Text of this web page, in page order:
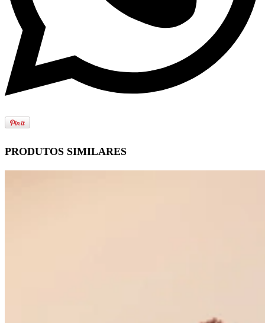
PRODUTOS SIMILARES